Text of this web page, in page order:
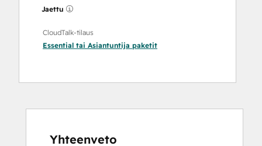
Jaettu
CloudTalk-tilaus
Essential tai Asiantuntija paketit
Yhteenveto